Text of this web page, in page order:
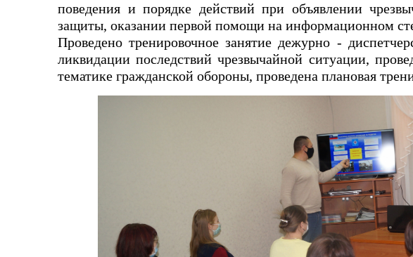
поведения и порядке действий при объявлении
защиты, оказании первой помощи на информационном
Проведено тренировочное занятие дежурно -
ликвидации последствий чрезвычайной ситуации,
тематике гражданской обороны, проведена плановая